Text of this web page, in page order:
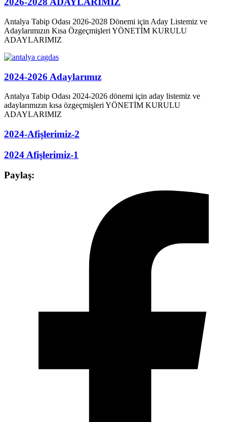
Antalya Tabip Odası 2026-2028 Dönemi için Aday Listemiz ve
Adaylarımızın Kısa Özgeçmişleri YÖNETİM KURULU
ADAYLARIMIZ
2024-2026 Adaylarımız
Antalya Tabip Odası 2024-2026 dönemi için aday listemiz ve
adaylarımızın kısa özgeçmişleri YÖNETİM KURULU
ADAYLARIMIZ
2024-Afişlerimiz-2
2024 Afişlerimiz-1
Paylaş: